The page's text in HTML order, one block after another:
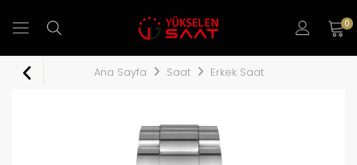
0
Ana Sayfa Saat Erkek Saat